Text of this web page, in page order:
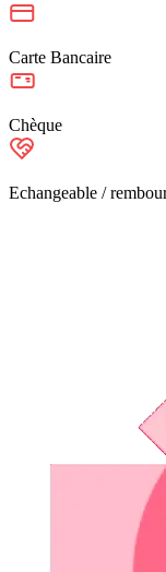
Carte Bancaire
Chèque
Echangeable /